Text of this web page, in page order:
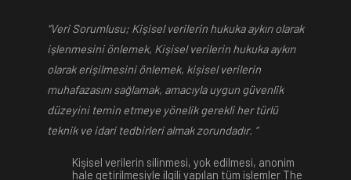
“Veri Sorumlusu; Kişisel verilerin hukuka aykırı olarak
işlenmesini önlemek, Kişisel verilerin hukuka aykırı
olarak erişilmesini önlemek, kişisel verilerin
muhafazasını sağlamak, amacıyla uygun güvenlik
düzeyini temin etmeye yönelik gerekli her türlü
teknik ve idari tedbirleri almak zorundadır. “
Kişisel verilerin silinmesi, yok edilmesi, anonim
hale getirilmesiyle ilgili yapılan tüm işlemler The